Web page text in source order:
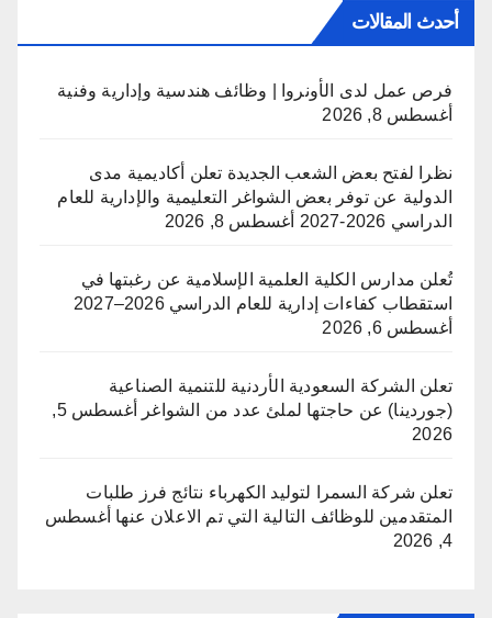
أحدث المقالات
فرص عمل لدى الأونروا | وظائف هندسية وإدارية وفنية
أغسطس 8, 2026
نظرا لفتح بعض الشعب الجديدة تعلن أكاديمية مدى
الدولية عن توفر بعض الشواغر التعليمية والإدارية للعام
الدراسي 2026-2027
أغسطس 8, 2026
تُعلن مدارس الكلية العلمية الإسلامية عن رغبتها في
استقطاب كفاءات إدارية للعام الدراسي 2026–2027
أغسطس 6, 2026
تعلن الشركة السعودية الأردنية للتنمية الصناعية
(جوردينا) عن حاجتها لملئ عدد من الشواغر
أغسطس 5,
2026
تعلن شركة السمرا لتوليد الكهرباء نتائج فرز طلبات
المتقدمين للوظائف التالية التي تم الاعلان عنها أغسطس
4, 2026